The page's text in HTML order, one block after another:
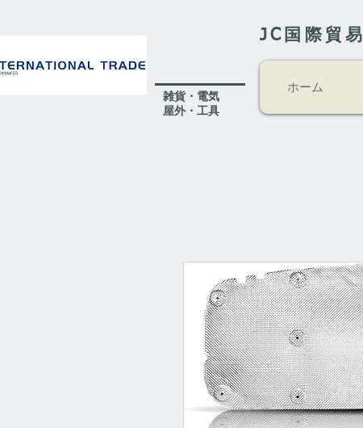
JC国際貿易
​雑貨・電気
​屋外・工具
ホーム